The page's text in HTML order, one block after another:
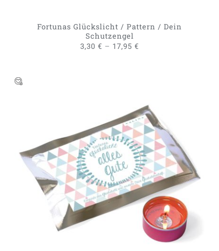
GEWÄHLT
Fortunas Glückslicht / Pattern / Dein
Schutzengel
3,30 € – 17,95 €
AUSFÜHRUNG WÄHLEN DIESES
PRODUKT
WEIST
MEHRERE
VARIANTEN
AUF.
DIE
OPTIONEN
KÖNNEN
/
DETAILS